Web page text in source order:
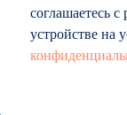
соглашаетесь
устройстве на